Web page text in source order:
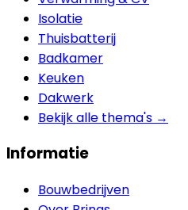
Isolatie
Thuisbatterij
Badkamer
Keuken
Dakwerk
Bekijk alle thema's →
Informatie
Bouwbedrijven